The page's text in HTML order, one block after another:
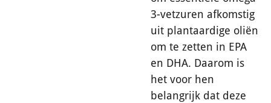
3-vetzuren afkomstig
uit plantaardige oliën
om te zetten in EPA
en DHA. Daarom is
het voor hen
belangrijk dat deze